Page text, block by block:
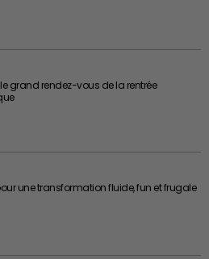
le grand rendez-vous de la rentrée
une transformation fluide, fun et frugale